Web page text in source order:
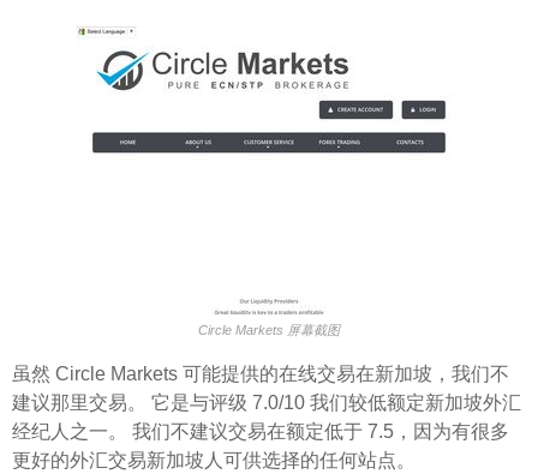
Circle Markets 屏幕截图
虽然 Circle Markets 可能提供的在线交易在新加坡，我们不
建议那里交易。 它是与评级 7.0/10 我们较低额定新加坡外汇
经纪人之一。 我们不建议交易在额定低于 7.5，因为有很多
更好的外汇交易新加坡人可供选择的任何站点。